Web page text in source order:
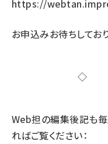
https://
お申込みお待ちしており
Web担の編集後記も毎
ればご覧ください：